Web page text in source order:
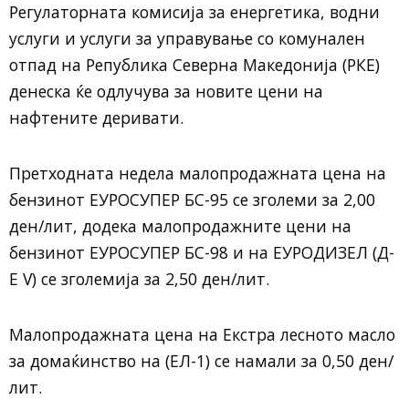
Регулаторната комисија за енергетика, водни
услуги и услуги за управување со комунален
отпад на Република Северна Македонија (РКЕ)
денеска ќе одлучува за новите цени на
нафтените деривати.
Претходната недела малопродажната цена на
бензинот ЕУРОСУПЕР БС-95 се зголеми за 2,00
ден/лит, додека малопродажните цени на
бензинот ЕУРОСУПЕР БС-98 и на ЕУРОДИЗЕЛ (Д-
Е V) се зголемија за 2,50 ден/лит.
Малопродажната цена на Екстра лесното масло
за домаќинство на (ЕЛ-1) се намали за 0,50 ден/
лит.